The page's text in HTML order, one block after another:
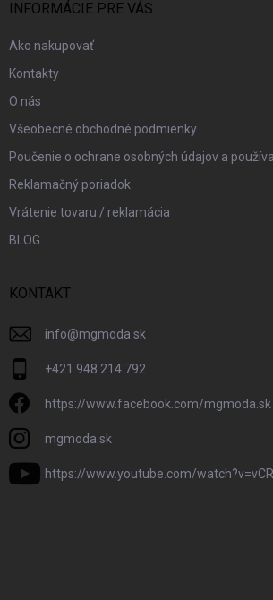
INFORMÁCIE PRE VÁS
Ako nakupovať
Kontakty
O nás
Všeobecné obchodné podmienky
Poučenie o ochrane osobných údajov a
Reklamačný poriadok
Vrátenie tovaru / reklamácia
BLOG
KONTAKT
info@mgmoda.sk
+421 948 214 792
https://www.facebook.com/mgmoda.sk
mgmoda.sk
https://www.youtube.com/